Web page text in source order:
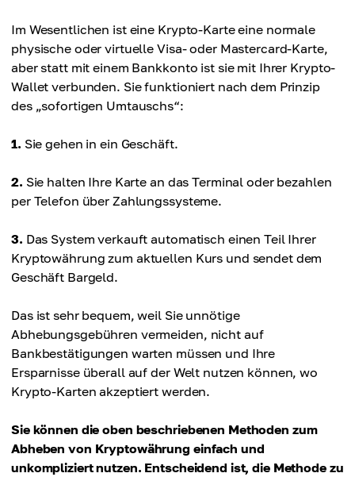
Im Wesentlichen ist eine Krypto-Karte eine normale
physische oder virtuelle Visa- oder Mastercard-Karte,
aber statt mit einem Bankkonto ist sie mit Ihrer Krypto-
Wallet verbunden. Sie funktioniert nach dem Prinzip
des „sofortigen Umtauschs“:
1. Sie gehen in ein Geschäft.
2. Sie halten Ihre Karte an das Terminal oder bezahlen
per Telefon über Zahlungssysteme.
3. Das System verkauft automatisch einen Teil Ihrer
Kryptowährung zum aktuellen Kurs und sendet dem
Geschäft Bargeld.
Das ist sehr bequem, weil Sie unnötige
Abhebungsgebühren vermeiden, nicht auf
Bankbestätigungen warten müssen und Ihre
Ersparnisse überall auf der Welt nutzen können, wo
Krypto-Karten akzeptiert werden.
Sie können die oben beschriebenen Methoden zum
Abheben von Kryptowährung einfach und
unkompliziert nutzen. Entscheidend ist, die Methode zu